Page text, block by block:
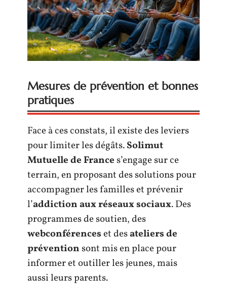
Mesures de prévention et bonnes
pratiques
Face à ces constats, il existe des leviers
pour limiter les dégâts.Solimut
Mutuelle de Frances’engage sur ce
terrain, en proposant des solutions pour
accompagner les familles et prévenir
l’addiction aux réseaux sociaux. Des
programmes de soutien, des
webconférenceset desateliers de
préventionsont mis en place pour
informer et outiller les jeunes, mais
aussi leurs parents.